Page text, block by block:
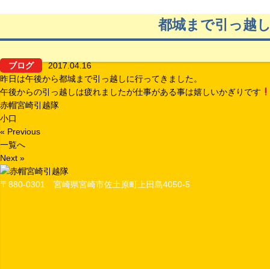
都城まで引っ越し
ブログ
2017.04.16
昨日は午後から都城まで引っ越しに行ってきました。
午後からの引っ越しは疲れましたが仕事がある事は嬉しいかぎりです
赤帽宮崎引越隊
小口
« Previous
一覧へ
Next »
〒880-0301 宮崎県宮崎市佐土原町上田島4050-5